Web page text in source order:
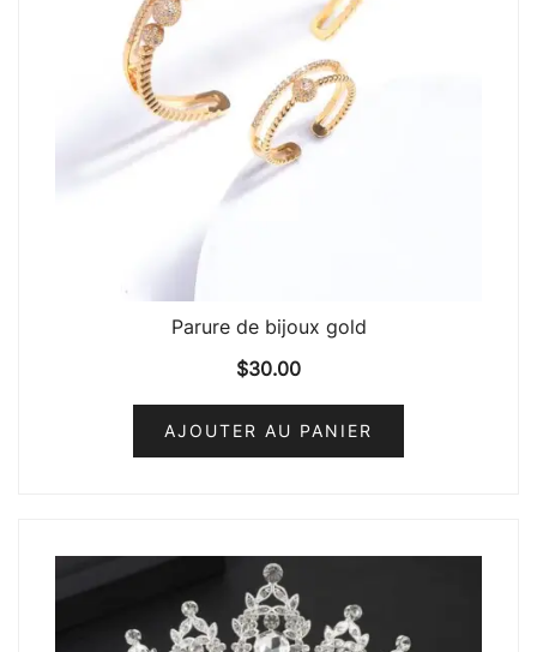
Parure de bijoux gold
$30.00
AJOUTER AU PANIER